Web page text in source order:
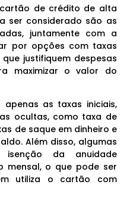
de crédito de alta
ser considerado são as
juntamente com a
por opções com taxas
justifiquem despesas
maximizar o valor do
as taxas iniciais,
ocultas, como taxa de
de saque em dinheiro e
Além disso, algumas
isenção da anuidade
mensal, o que pode ser
utiliza o cartão com